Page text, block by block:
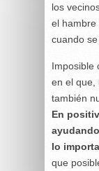
los
el hambre
cuando
Imposible
en el que,
también
En
lo
que